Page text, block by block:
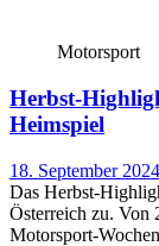
Motorsport
Herbst-
Heimspiel
18. September 2024
Das Herbst-
Österreich zu. Von
Motorsport-